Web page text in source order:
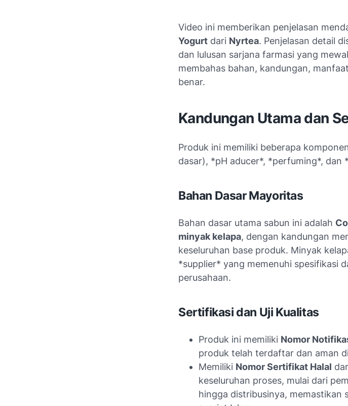
Video ini memberikan penjelasan
Yogurt dari Nyrtea. Penjelasan detail
dan lulusan sarjana farmasi yang
membahas bahan, kandungan,
benar.
Kandungan Utama dan
Produk ini memiliki beberapa
dasar), *pH aducer*, *perfuming*, dan
Bahan Dasar Mayoritas
Bahan dasar utama sabun ini adalah
minyak kelapa, dengan kandungan
keseluruhan base produk. Minyak
*supplier* yang memenuhi spesifikasi
perusahaan.
Sertifikasi dan Uji Kualitas
Produk ini memiliki Nomor
produk telah terdaftar dan aman
Memiliki Nomor Sertifikat Halal
keseluruhan proses, mulai dari
hingga distribusinya, memastikan